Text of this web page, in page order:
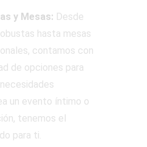
y Mesas: Desde
hasta mesas
contamos con
de opciones para
un evento íntimo o
tenemos el
para ti.